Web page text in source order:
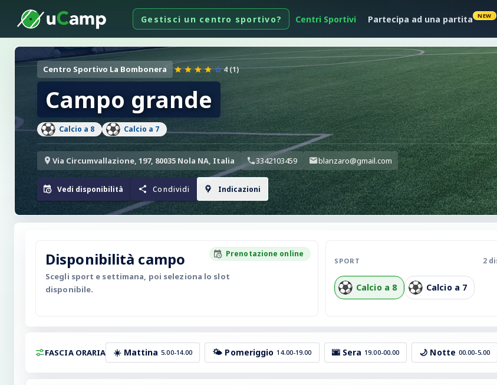
Gestisci un centro sportivo? Centri Sportivi Partecipa ad una partita NEW
Centro Sportivo La Bombonera 4 (1)
Campo grande
Calcio a 8 Calcio a 7
Via Circumvallazione, 197, 80035 Nola NA, Italia 3342103459 blanzaro@gmail.com
Vedi disponibilità Condividi Indicazioni
Disponibilità campo
Scegli sport e settimana, poi seleziona lo slot
disponibile.
Prenotazione online
SPORT 2
Calcio a 8 Calcio a 7
FASCIA ORARIA ☀️ Mattina 5.00-14.00 🌤️ Pomeriggio 14.00-19.00 🌆 Sera 19.00-00.00 🌙 Notte 00.00-5.00